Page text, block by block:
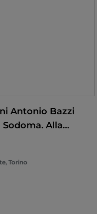
Antonio Bazzi
Alla
Torino